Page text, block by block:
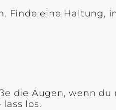
Finde eine Haltung,
die Augen, wenn du
los.